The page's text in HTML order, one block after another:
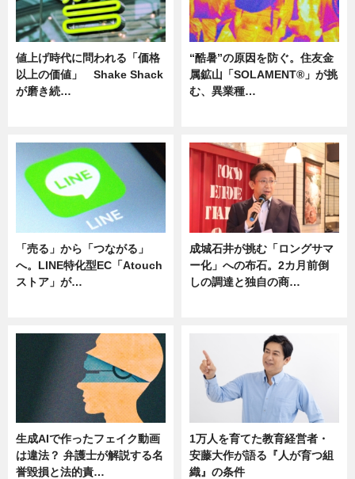
値上げ時代に問われる「価格
以上の価値」 Shake Shack
が磨き続…
“酷暑”の原因を防ぐ。住友金
属鉱山「SOLAMENT®」が挑
む、異業種…
「売る」から「つながる」
へ。LINE特化型EC「Atouch
ストア」が…
成城石井が挑む「ロングサマ
ー化」への布石。2カ月前倒
しの調達と独自の商…
生成AIで作ったフェイク動画
は違法？ 弁護士が解説する名
誉毀損と法的責…
1万人を育てた教育経営者・
安藤大作が語る『人が育つ組
織』の条件